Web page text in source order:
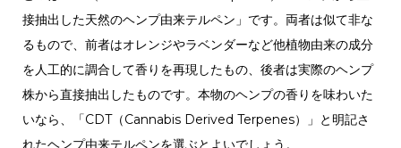
接抽出した天然のヘンプ由来テルペン」です。両者は似て非な
るもので、前者はオレンジやラベンダーなど他植物由来の成分
を人工的に調合して香りを再現したもの、後者は実際のヘンプ
株から直接抽出したものです。本物のヘンプの香りを味わいた
いなら、「CDT（Cannabis Derived Terpenes）」と明記さ
れたヘンプ由来テルペンを選ぶとよいでしょう。